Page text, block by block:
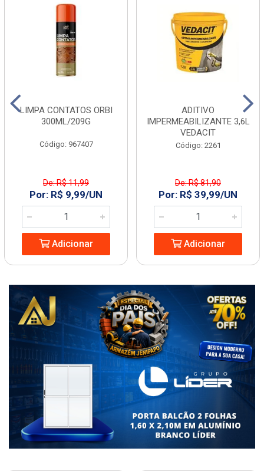
LIMPA CONTATOS ORBI
300ML/209G
Código: 967407
De: R$ 11,99
Por: R$ 9,99/UN
Adicionar
ADITIVO
IMPERMEABILIZANTE 3,6L
VEDACIT
Código: 2261
De: R$ 81,90
Por: R$ 39,99/UN
Adicionar